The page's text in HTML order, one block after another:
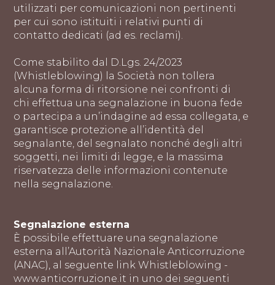
utilizzati per comunicazioni non pertinenti
per cui sono istituiti i relativi punti di
contatto dedicati (ad es. reclami).
Come stabilito dal D.Lgs. 24/2023
(Whistleblowing) la Società non tollera
alcuna forma di ritorsione nei confronti di
chi effettua una segnalazione in buona fede
o partecipa a un’indagine ad essa collegata, e
garantisce protezione all’identità del
segnalante, del segnalato nonché degli altri
soggetti, nei limiti di legge, e la massima
riservatezza delle informazioni contenute
nella segnalazione.
Segnalazione esterna
È possibile effettuare una segnalazione
esterna all’Autorità Nazionale Anticorruzione
(ANAC), al seguente link Whistleblowing -
www.anticorruzione.it in uno dei seguenti